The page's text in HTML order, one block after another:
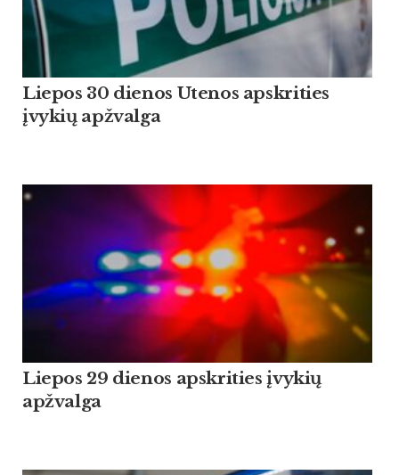
Liepos 30 dienos Utenos apskrities
įvykių apžvalga
Liepos 29 dienos apskrities įvykių
apžvalga